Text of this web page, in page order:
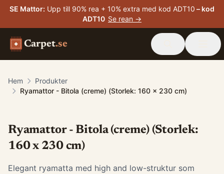
SE Mattor: Upp till 90% rea + 10% extra med kod ADT10 – kod
ADT10 Se rean →
Carpet.se
Hem
Produkter
Ryamattor - Bitola (creme) (Storlek: 160 x 230 cm)
Ryamattor - Bitola (creme) (Storlek:
160 x 230 cm)
Elegant ryamatta med high and low-struktur som